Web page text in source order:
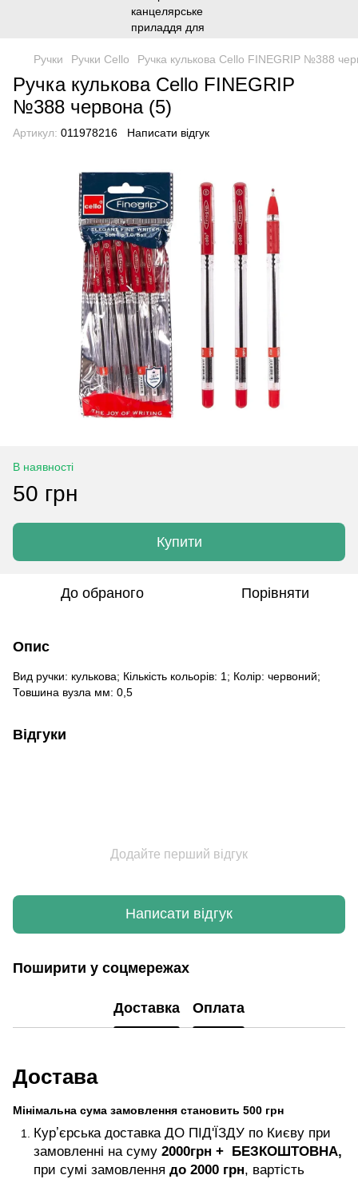
Ручки Ручки Cello Ручка кулькова Cello FINEGRIP №388
Ручка кулькова Cello FINEGRIP
№388 червона (5)
Артикул: 011978216 Написати відгук
В наявності
50 грн
Купити
До обраного Порівняти
Опис
Вид ручки: кулькова; Кількість кольорів: 1; Колір: червоний;
Товшина вузла мм: 0,5
Відгуки
Додайте перший відгук
Написати відгук
Поширити у соцмережах
Доставка Оплата
Достава
Мінімальна сума замовлення становить 500 грн
Курʼєрська доставка ДО ПІД'ЇЗДУ по Києву при
замовленні на суму 2000грн + БЕЗКОШТОВНА,
при сумі замовлення до 2000 грн, вартість